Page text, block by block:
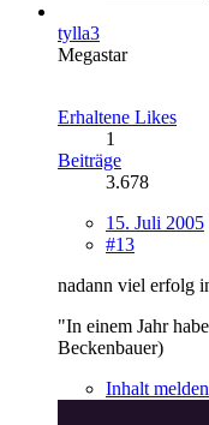
tylla3
Megastar
Erhaltene Likes
1
Beiträge
3.678
15. Juli 2005
#13
nadann viel erfolg
"In einem Jahr
Beckenbauer)
Inhalt melden